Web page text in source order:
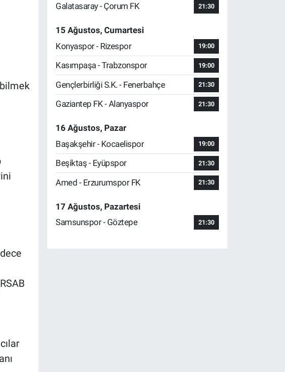
Galatasaray - Çorum FK
21:30
15 Ağustos, Cumartesi
Konyaspor - Rizespor
19:00
Kasımpaşa - Trabzonspor 19:00
Gençlerbirliği S.K. - Fenerbahçe 21:30
Gaziantep FK - Alanyaspor 21:30
16 Ağustos, Pazar
Başakşehir - Kocaelispor
19:00
Beşiktaş - Eyüpspor 21:30
Amed - Erzurumspor FK 21:30
17 Ağustos, Pazartesi
Samsunspor - Göztepe
21:30